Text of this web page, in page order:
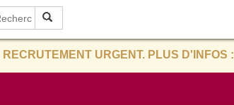
URGENT. PLUS D'INFOS :